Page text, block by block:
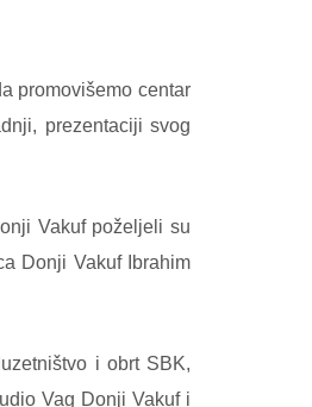
promovišemo centar
prezentaciji svog
Vakuf poželjeli su
Donji Vakuf Ibrahim
i obrt SBK,
Vag Donji Vakuf i